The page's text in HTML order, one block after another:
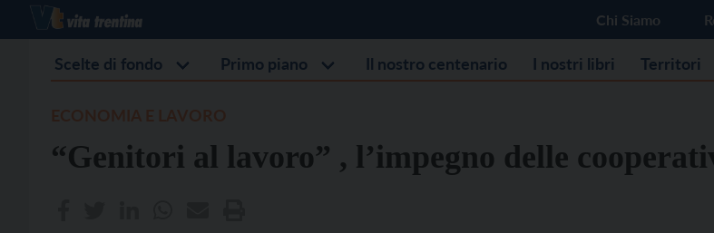
Chi Siamo
Scelte di fondo Primo piano Il nostro centenario I nostri libri Territori
“Genitori al lavoro” , l’impegno delle